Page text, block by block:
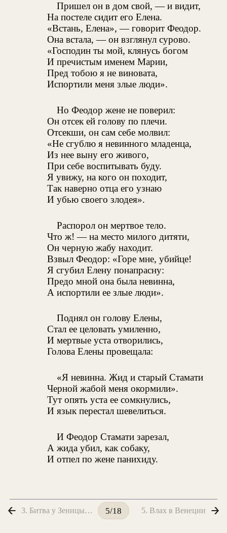
Пришел он в дом свой, — и видит,
На постеле сидит его Елена.
«Встань, Елена», — говорит Феодор.
Она встала, — он взглянул сурово.
«Господин ты мой, клянусь богом
И пречистым именем Марии,
Пред тобою я не виновата,
Испортили меня злые люди».
Но Феодор жене не поверил:
Он отсек ей голову по плечи.
Отсекши, он сам себе молвил:
«Не сгублю я невинного младенца,
Из нее выну его живого,
При себе воспитывать буду.
Я увижу, на кого он походит,
Так наверно отца его узнаю
И убью своего злодея».
Распорол он мертвое тело.
Что ж! — на место милого дитяти,
Он черную жабу находит.
Взвыл Феодор: «Горе мне, убийце!
Я сгубил Елену понапрасну:
Предо мной она была невинна,
А испортили ее злые люди».
Поднял он голову Елены,
Стал ее целовать умиленно,
И мертвые уста отворились,
Голова Елены провещала:
«Я невинна. Жид и старый Стамати
Черной жабой меня окормили».
Тут опять уста ее сомкнулись,
И язык перестал шевелиться.
И Феодор Стамати зарезал,
А жида убил, как собаку,
И отпел по жене панихиду.
3. Битва у Зеницы-Великой 5/18 5. Влах в Венеции